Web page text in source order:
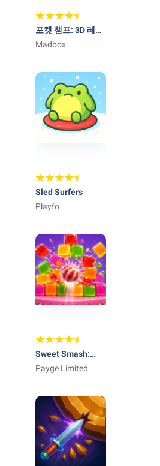
포켓 챔프: 3D 레이
싱 게임
Madbox
Sled Surfers
Playfo
Sweet Smash:
Candy land story
Payge Limited